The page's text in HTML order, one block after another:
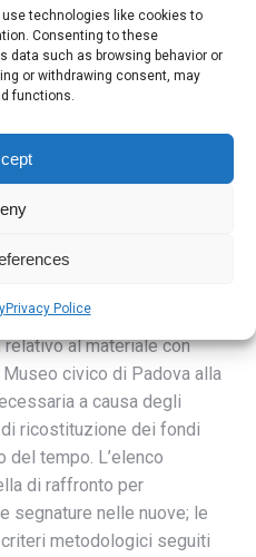
use technologies like cookies to
Consenting to these
data such as browsing behavior or
or withdrawing consent, may
functions.
Privacy Police
35, le segnature sono
hanno subito diversi
è necessario il confronto
di restauro).
Q
.xlsx dal solo portale
dell’inventario
al materiale con
civico di Padova alla
a causa degli
ricostituzione dei fondi
del tempo. L’elenco
di raffronto per
segnature nelle nuove; le
metodologici seguiti